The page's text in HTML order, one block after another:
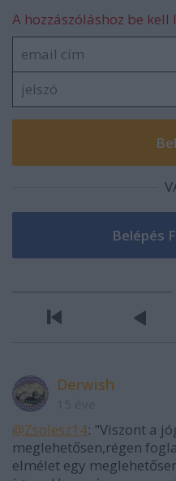
A hozzászóláshoz be kell
Derwish
@Zsolesz14: "Viszont a
meglehetősen,régen
elmélet egy